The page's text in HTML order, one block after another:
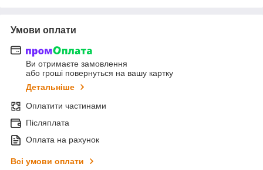
Умови оплати
Ви отримаєте замовлення
або гроші повернуться на вашу картку
Детальніше
Оплатити частинами
Післяплата
Оплата на рахунок
Всі умови оплати